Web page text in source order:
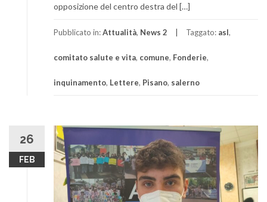
opposizione del centro destra del […]
Pubblicato in:Attualità, News 2 Taggato: asl,
comitato salute e vita, comune, Fonderie,
inquinamento, Lettere, Pisano, salerno
26
FEB